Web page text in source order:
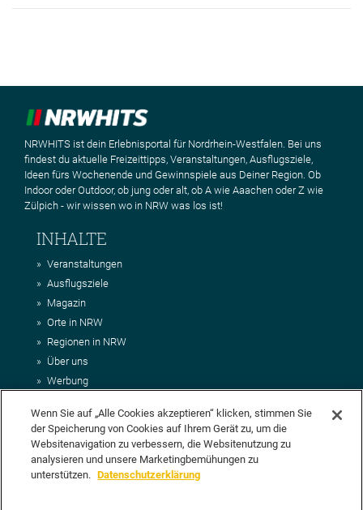
NRWHITS ist dein Erlebnisportal für Nordrhein-Westfalen. Bei uns
findest du aktuelle Freizeittipps, Veranstaltungen, Ausflugsziele,
Ideen fürs Wochenende und Gewinnspiele aus Deiner Region. Ob
Indoor oder Outdoor, ob jung oder alt, ob A wie Aaachen oder Z wie
Zülpich - wir wissen wo in NRW was los ist!
INHALTE
Veranstaltungen
Ausflugsziele
Magazin
Orte in NRW
Regionen in NRW
Über uns
Werbung
Impressum
AGB
Datenschutz
DEIN VORSCHLAG FÜR NRWHITS
Wenn Sie auf „Alle Cookies akzeptieren“ klicken, stimmen Sie
der Speicherung von Cookies auf Ihrem Gerät zu, um die
Websitenavigation zu verbessern, die Websitenutzung zu
analysieren und unsere Marketingbemühungen zu
unterstützen. Datenschutzerklärung